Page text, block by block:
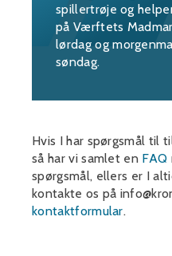
spillertrøje og
på Værftets
lørdag og
søndag.
Hvis I har spørgsmål til
så har vi samlet en FAQ
spørgsmål, ellers er I
kontakte os på
kontaktformular.